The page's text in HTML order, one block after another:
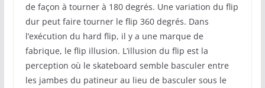
de façon à tourner à 180 degrés. Une variation du flip
dur peut faire tourner le flip 360 degrés. Dans
l’exécution du hard flip, il y a une marque de
fabrique, le flip illusion. L’illusion du flip est la
perception où le skateboard semble basculer entre
les jambes du patineur au lieu de basculer sous le